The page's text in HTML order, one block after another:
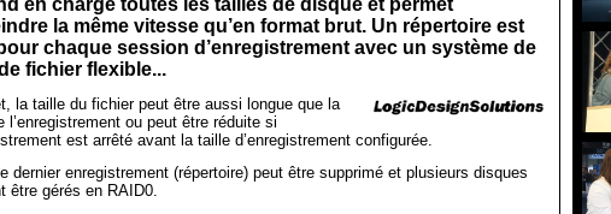
en charge toutes les tailles de disque et permet
la même vitesse qu’en format brut. Un répertoire est
chaque session d’enregistrement avec un système de
fichier flexible...
la taille du fichier peut être aussi longue que la
l’enregistrement ou peut être réduite si
est arrêté avant la taille d’enregistrement configurée.
dernier enregistrement (répertoire) peut être supprimé et plusieurs disques
être gérés en RAID0.